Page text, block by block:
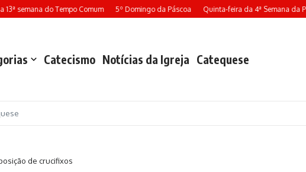
do Tempo Comum 5º Domingo da Páscoa Quinta-feira da 4ª Semana da Páscoa
Catecismo Notícias da Igreja Catequese
de crucifixos